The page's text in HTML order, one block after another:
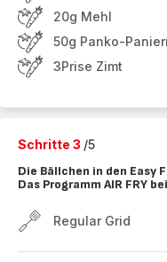
20g Mehl
50g Panko-
3Prise Zimt
Schritte 3 /5
Die Bällchen in den Easy
Das Programm AIR FRY
Regular Grid